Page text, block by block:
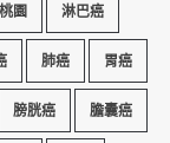
桃園 淋巴癌
肺癌 胃癌
膀胱癌 膽囊癌